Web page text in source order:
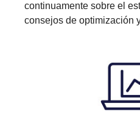
continuamente sobre el
consejos de optimización